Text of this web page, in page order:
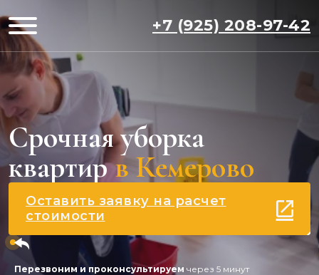
+7 (925) 208-97-42
Срочная уборка
квартирв Кемерово
Оставить заявку на расчет
стоимости
Перезвоним и проконсультируем через 5 минут